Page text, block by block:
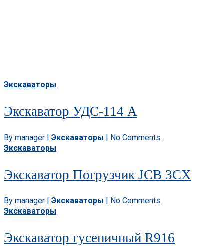
Экскаваторы
Экскаватор УДС-114 А
By manager | Экскаваторы | No Comments
Экскаваторы
Экскаватор Погрузчик JCB 3CX
By manager | Экскаваторы | No Comments
Экскаваторы
Экскаватор гусеничный R916